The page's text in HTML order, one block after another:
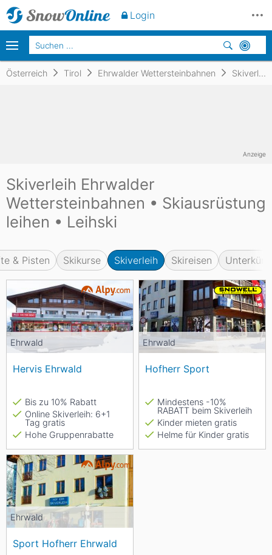
Österreich Tirol Ehrwalder Wettersteinbahnen Skiverleih
Skiverleih Ehrwalder
Wettersteinbahnen • Skiausrüstung
leihen • Leihski
& Pisten Skikurse Skiverleih Skireisen
Ehrwald
Hervis Ehrwald
Bis zu 10% Rabatt
Online Skiverleih: 6+1
Tag gratis
Hohe Gruppenrabatte
Ehrwald
Hofherr Sport
Mindestens -10%
RABATT beim Skiverleih
Kinder mieten gratis
Helme für Kinder gratis
Ehrwald
Sport Hofherr Ehrwald
Anzeige
Login